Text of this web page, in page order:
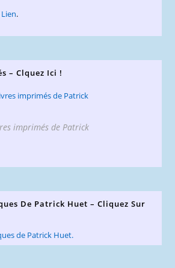
Lien.
– Clquez Ici !
imprimés de Patrick
De Patrick Huet – Cliquez Sur